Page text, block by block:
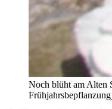
Noch blüht am Alten
Frühjahrsbepflanzung_